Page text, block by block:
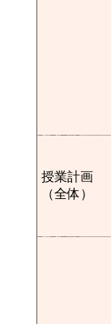
授業計画
（全体）